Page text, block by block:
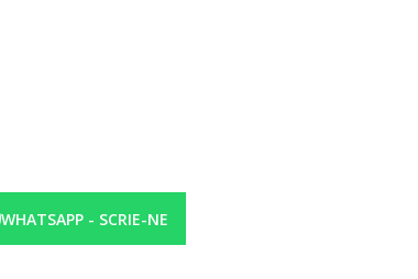
WHATSAPP - SCRIE-NE